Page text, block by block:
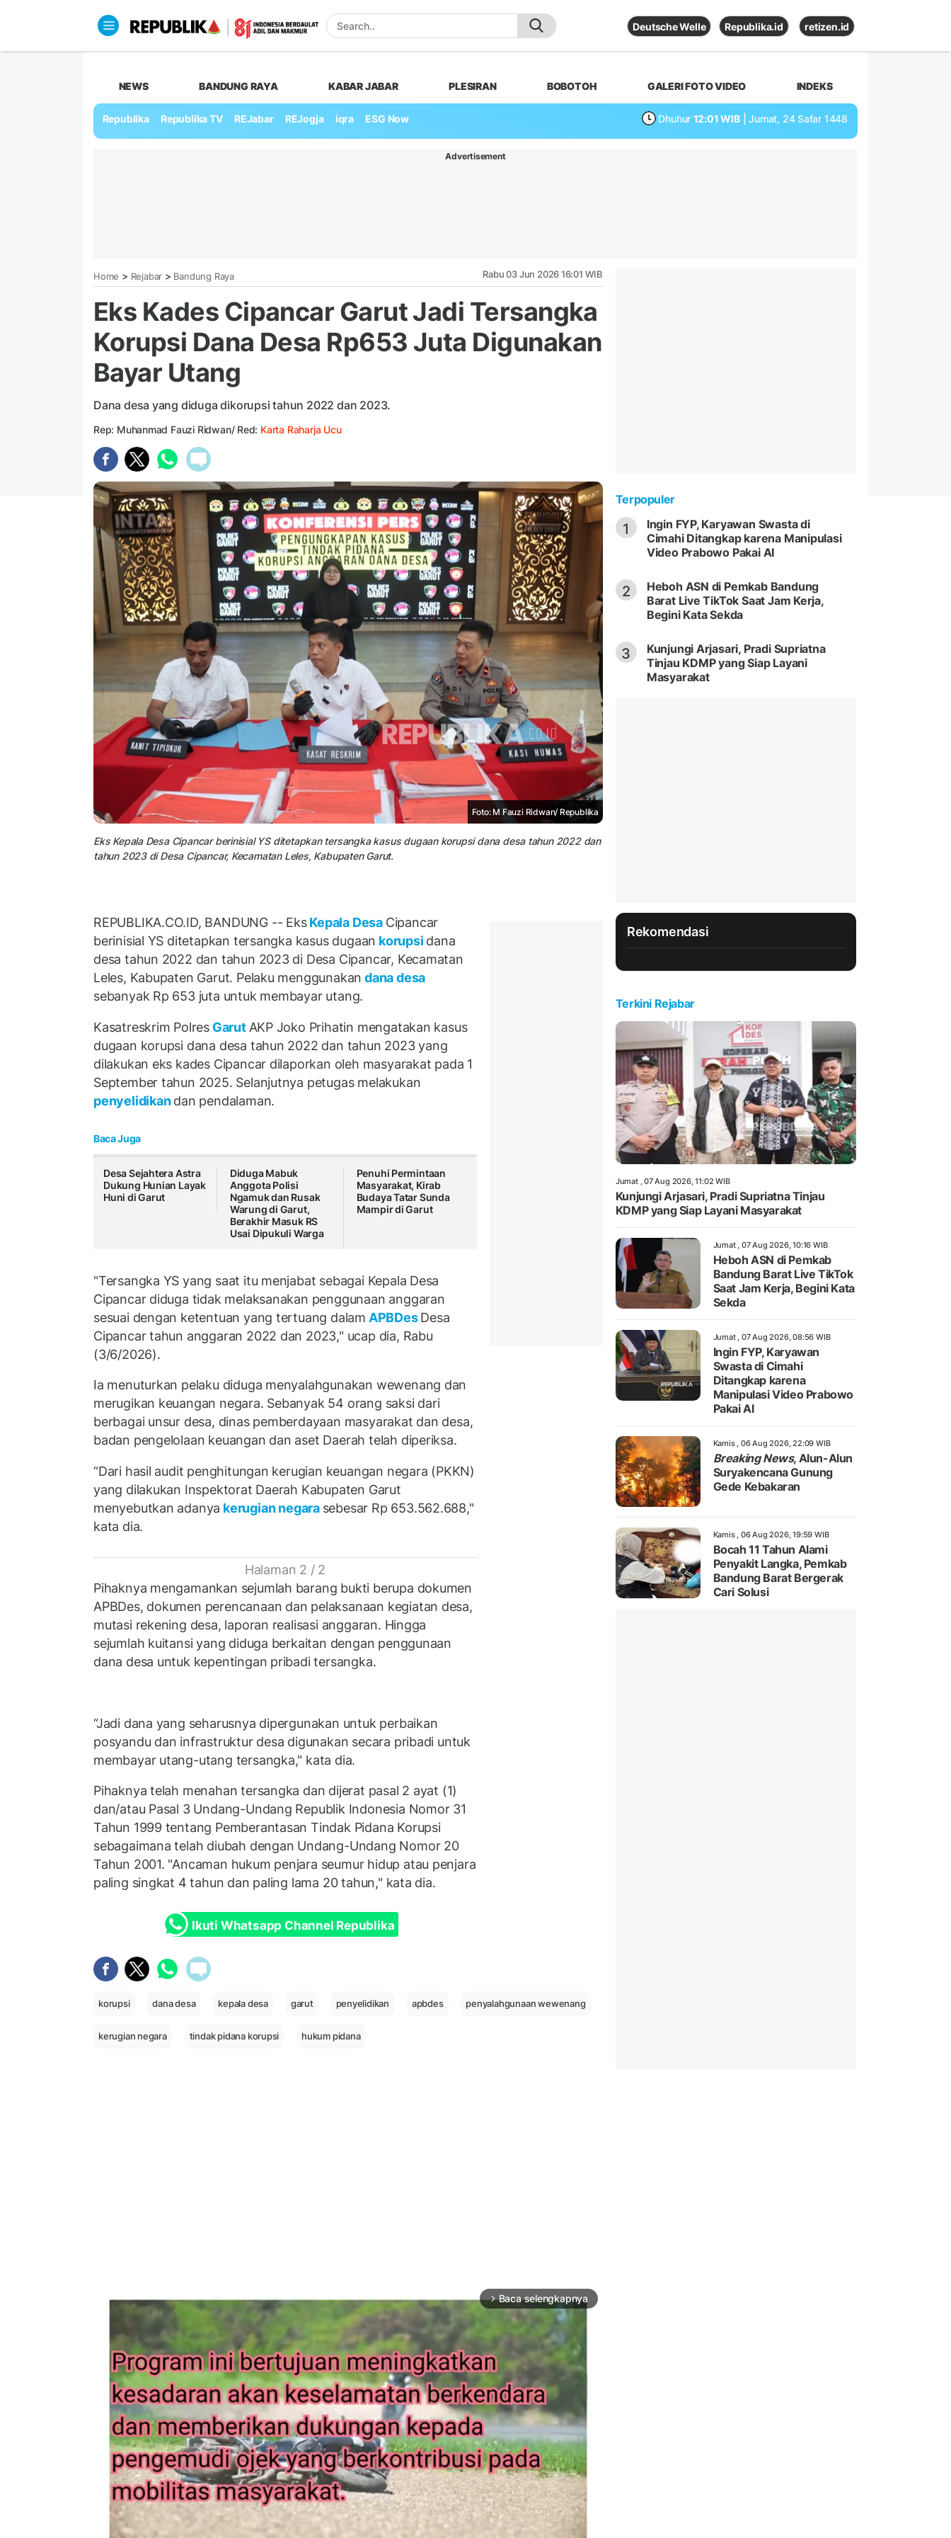
Deutsche Welle Republika.id retizen.id
NEWS BANDUNG RAYA KABAR JABAR PLESIRAN BOBOTOH GALERI FOTO VIDEO INDEKS
Republika Republika TV REJabar REJogja iqra ESG Now Dhuhur 12:01 WIB | Jumat, 24 Safar 1448
Advertisement
Home > Rejabar > Bandung Raya Rabu 03 Jun 2026 16:01 WIB
Eks Kades Cipancar Garut Jadi Tersangka
Korupsi Dana Desa Rp653 Juta Digunakan
Bayar Utang
Dana desa yang diduga dikorupsi tahun 2022 dan 2023.
Rep: Muhanmad Fauzi Ridwan/ Red: Karta Raharja Ucu
Foto: M Fauzi Ridwan/ Republika
Eks Kepala Desa Cipancar berinisial YS ditetapkan tersangka kasus dugaan korupsi dana desa tahun 2022 dan
tahun 2023 di Desa Cipancar, Kecamatan Leles, Kabupaten Garut.
REPUBLIKA.CO.ID, BANDUNG -- EksKepala Desa Cipancar
berinisial YS ditetapkan tersangka kasus dugaan korupsi dana
desa tahun 2022 dan tahun 2023 di Desa Cipancar, Kecamatan
Leles, Kabupaten Garut. Pelaku menggunakan dana desa
sebanyak Rp 653 juta untuk membayar utang.
Kasatreskrim Polres Garut AKP Joko Prihatin mengatakan kasus
dugaan korupsi dana desa tahun 2022 dan tahun 2023 yang
dilakukan eks kades Cipancar dilaporkan oleh masyarakat pada 1
September tahun 2025. Selanjutnya petugas melakukan
penyelidikandan pendalaman.
Baca Juga
Desa Sejahtera Astra
Dukung Hunian Layak
Huni di Garut
Diduga Mabuk
Anggota Polisi
Ngamuk dan Rusak
Warung di Garut,
Berakhir Masuk RS
Usai Dipukuli Warga
Penuhi Permintaan
Masyarakat, Kirab
Budaya Tatar Sunda
Mampir di Garut
"Tersangka YS yang saat itu menjabat sebagai Kepala Desa
Cipancar diduga tidak melaksanakan penggunaan anggaran
sesuai dengan ketentuan yang tertuang dalam APBDesDesa
Cipancar tahun anggaran 2022 dan 2023," ucap dia, Rabu
(3/6/2026).
Ia menuturkan pelaku diduga menyalahgunakan wewenang dan
merugikan keuangan negara. Sebanyak 54 orang saksi dari
berbagai unsur desa, dinas pemberdayaan masyarakat dan desa,
badan pengelolaan keuangan dan aset Daerah telah diperiksa.
‎“Dari hasil audit penghitungan kerugian keuangan negara (PKKN)
yang dilakukan Inspektorat Daerah Kabupaten Garut
menyebutkan adanya kerugian negara sebesar Rp 653.562.688,"
kata dia.
Halaman 2 / 2
Pihaknya mengamankan sejumlah barang bukti berupa dokumen
APBDes, dokumen perencanaan dan pelaksanaan kegiatan desa,
mutasi rekening desa, laporan realisasi anggaran. Hingga
sejumlah kuitansi yang diduga berkaitan dengan penggunaan
dana desa untuk kepentingan pribadi tersangka.
‎“Jadi dana yang seharusnya dipergunakan untuk perbaikan
posyandu dan infrastruktur desa digunakan secara pribadi untuk
membayar utang-utang tersangka," kata dia.
Pihaknya telah menahan tersangka dan dijerat pasal 2 ayat (1)
dan/atau Pasal 3 Undang-Undang Republik Indonesia Nomor 31
Tahun 1999 tentang Pemberantasan Tindak Pidana Korupsi
sebagaimana telah diubah dengan Undang-Undang Nomor 20
Tahun 2001. "Ancaman hukum penjara seumur hidup atau penjara
paling singkat 4 tahun dan paling lama 20 tahun," kata dia.
Ikuti Whatsapp Channel Republika
korupsi dana desa kepala desa garut penyelidikan apbdes penyalahgunaan wewenang
kerugian negara tindak pidana korupsi hukum pidana
arrow_forward_ios Baca selengkapnya
Terpopuler
1
Ingin FYP, Karyawan Swasta di
Cimahi Ditangkap karena Manipulasi
Video Prabowo Pakai AI
2
Heboh ASN di Pemkab Bandung
Barat Live TikTok Saat Jam Kerja,
Begini Kata Sekda
3
Kunjungi Arjasari, Pradi Supriatna
Tinjau KDMP yang Siap Layani
Masyarakat
Rekomendasi
Terkini Rejabar
Jumat , 07 Aug 2026, 11:02 WIB
Kunjungi Arjasari, Pradi Supriatna Tinjau
KDMP yang Siap Layani Masyarakat
Jumat , 07 Aug 2026, 10:16 WIB
Heboh ASN di Pemkab
Bandung Barat Live TikTok
Saat Jam Kerja, Begini Kata
Sekda
Jumat , 07 Aug 2026, 08:56 WIB
Ingin FYP, Karyawan
Swasta di Cimahi
Ditangkap karena
Manipulasi Video Prabowo
Pakai AI
Kamis , 06 Aug 2026, 22:09 WIB
Breaking News, Alun-Alun
Suryakencana Gunung
Gede Kebakaran
Kamis , 06 Aug 2026, 19:59 WIB
Bocah 11 Tahun Alami
Penyakit Langka, Pemkab
Bandung Barat Bergerak
Cari Solusi